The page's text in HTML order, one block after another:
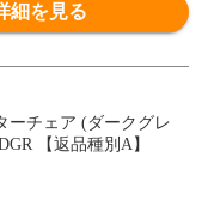
細を見る
ーチェア (ダークグレ
【返品種別A】